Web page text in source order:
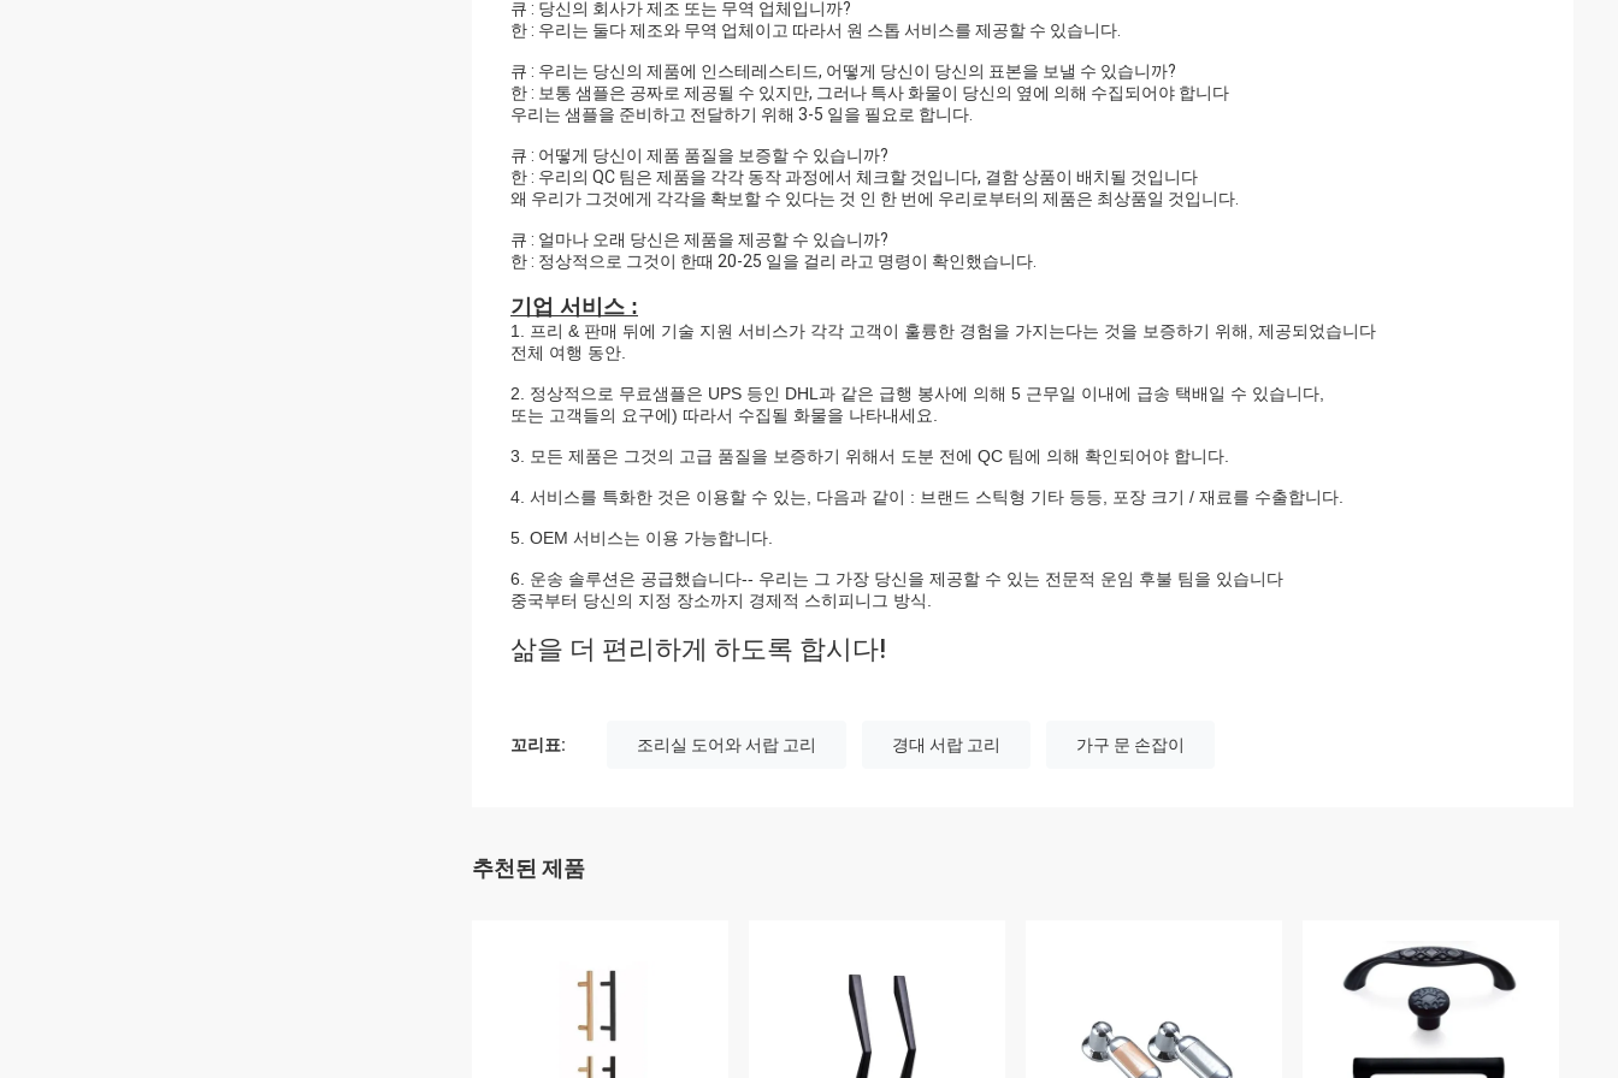
큐 : 당신의 회사가 제조 또는 무역 업체입니까?
한 : 우리는 둘다 제조와 무역 업체이고 따라서 원 스톱 서비스를 제공할 수 있습니다.
큐 : 우리는 당신의 제품에 인스테레스티드, 어떻게 당신이 당신의 표본을 보낼 수 있습니까?
한 : 보통 샘플은 공짜로 제공될 수 있지만, 그러나 특사 화물이 당신의 옆에 의해 수집되어야 합니다
우리는 샘플을 준비하고 전달하기 위해 3-5 일을 필요로 합니다.
큐 : 어떻게 당신이 제품 품질을 보증할 수 있습니까?
한 : 우리의 QC 팀은 제품을 각각 동작 과정에서 체크할 것입니다, 결함 상품이 배치될 것입니다
왜 우리가 그것에게 각각을 확보할 수 있다는 것 인 한 번에 우리로부터의 제품은 최상품일 것입니다.
큐 : 얼마나 오래 당신은 제품을 제공할 수 있습니까?
한 : 정상적으로 그것이 한때 20-25 일을 걸리 라고 명령이 확인했습니다.
기업 서비스 :
1. 프리 & 판매 뒤에 기술 지원 서비스가 각각 고객이 훌륭한 경험을 가지는다는 것을 보증하기 위해, 제공되었습니다
전체 여행 동안.
2. 정상적으로 무료샘플은 UPS 등인 DHL과 같은 급행 봉사에 의해 5 근무일 이내에 급송 택배일 수 있습니다,
또는 고객들의 요구에) 따라서 수집될 화물을 나타내세요.
3. 모든 제품은 그것의 고급 품질을 보증하기 위해서 도분 전에 QC 팀에 의해 확인되어야 합니다.
4. 서비스를 특화한 것은 이용할 수 있는, 다음과 같이 : 브랜드 스틱형 기타 등등, 포장 크기 / 재료를 수출합니다.
5. OEM 서비스는 이용 가능합니다.
6. 운송 솔루션은 공급했습니다-- 우리는 그 가장 당신을 제공할 수 있는 전문적 운임 후불 팀을 있습니다
중국부터 당신의 지정 장소까지 경제적 스히피니그 방식.
삶을 더 편리하게 하도록 합시다!
꼬리표: 조리실 도어와 서랍 고리 경대 서랍 고리 가구 문 손잡이
추천된 제품